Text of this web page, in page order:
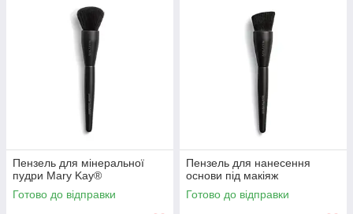
Пензель для мінеральної
пудри Mary Kay®
Готово до відправки
Пензель для нанесення
основи під макіяж
Готово до відправки